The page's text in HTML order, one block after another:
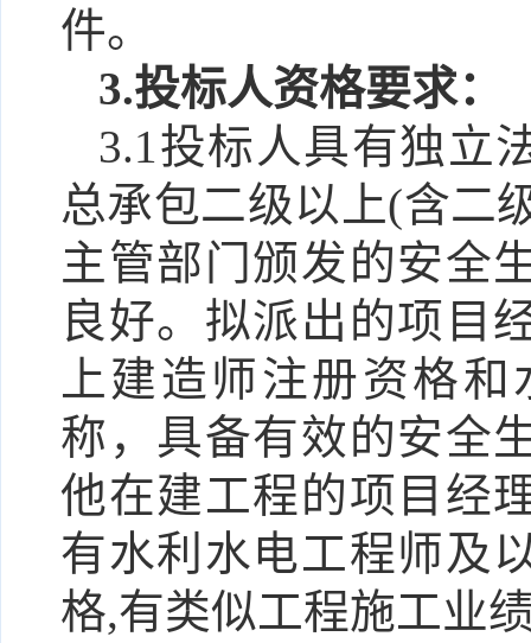
件。
3.投标人资格要求：
3.1投标人具有独立
总承包二级以上(含二
主管部门颁发的安全
良好。 拟派出的项目
上建造师注册资格
称，具备有效的安全
他在建工程的项目经
有水利水电工程师及
格,有类似工程施工业